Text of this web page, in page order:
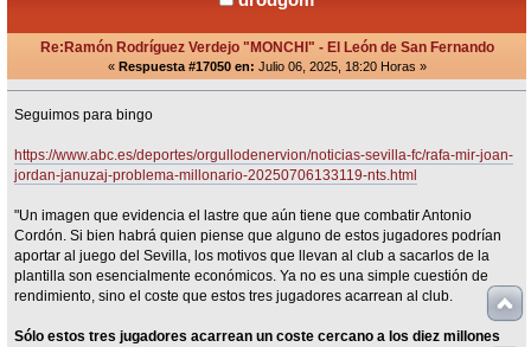
Re:Ramón Rodríguez Verdejo "MONCHI" - El León de San Fernando
« Respuesta #17050 en: Julio 06, 2025, 18:20 Horas »
Seguimos para bingo
https://www.abc.es/deportes/orgullodenervion/noticias-sevilla-fc/rafa-mir-joan-
jordan-januzaj-problema-millonario-20250706133119-nts.html
"Un imagen que evidencia el lastre que aún tiene que combatir Antonio
Cordón. Si bien habrá quien piense que alguno de estos jugadores podrían
aportar al juego del Sevilla, los motivos que llevan al club a sacarlos de la
plantilla son esencialmente económicos. Ya no es una simple cuestión de
rendimiento, sino el coste que estos tres jugadores acarrean al club.
Sólo estos tres jugadores acarrean un coste cercano a los diez millones